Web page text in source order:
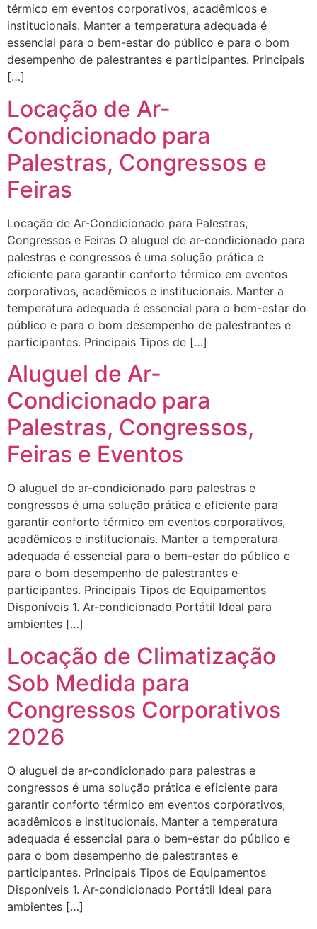
térmico em eventos corporativos, acadêmicos e
institucionais. Manter a temperatura adequada é
essencial para o bem-estar do público e para o bom
desempenho de palestrantes e participantes. Principais
[…]
Locação de Ar-
Condicionado para
Palestras, Congressos e
Feiras
Locação de Ar-Condicionado para Palestras,
Congressos e Feiras O aluguel de ar-condicionado para
palestras e congressos é uma solução prática e
eficiente para garantir conforto térmico em eventos
corporativos, acadêmicos e institucionais. Manter a
temperatura adequada é essencial para o bem-estar do
público e para o bom desempenho de palestrantes e
participantes. Principais Tipos de […]
Aluguel de Ar-
Condicionado para
Palestras, Congressos,
Feiras e Eventos
O aluguel de ar-condicionado para palestras e
congressos é uma solução prática e eficiente para
garantir conforto térmico em eventos corporativos,
acadêmicos e institucionais. Manter a temperatura
adequada é essencial para o bem-estar do público e
para o bom desempenho de palestrantes e
participantes. Principais Tipos de Equipamentos
Disponíveis 1. Ar-condicionado Portátil Ideal para
ambientes […]
Locação de Climatização
Sob Medida para
Congressos Corporativos
2026
O aluguel de ar-condicionado para palestras e
congressos é uma solução prática e eficiente para
garantir conforto térmico em eventos corporativos,
acadêmicos e institucionais. Manter a temperatura
adequada é essencial para o bem-estar do público e
para o bom desempenho de palestrantes e
participantes. Principais Tipos de Equipamentos
Disponíveis 1. Ar-condicionado Portátil Ideal para
ambientes […]